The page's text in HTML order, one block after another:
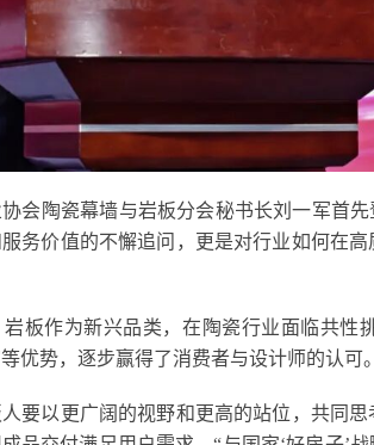
会陶瓷幕墙与岩板分会秘书长刘一军首
务价值的不懈追问，更是对行业如何在
板作为新兴品类，在陶瓷行业面临共性
优势，逐步赢得了消费者与设计师的认可。
要以更广阔的视野和更高的站位，共同